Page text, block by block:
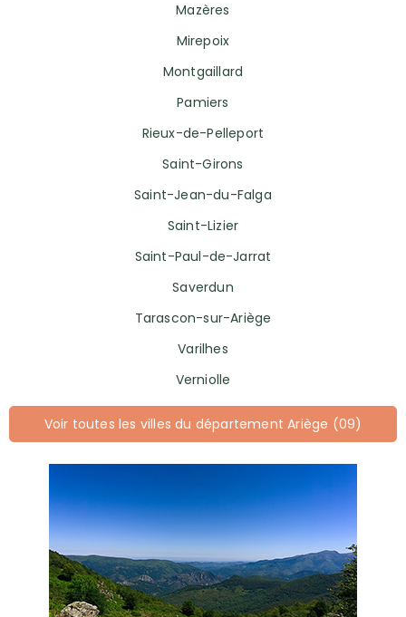
Mazères
Mirepoix
Montgaillard
Pamiers
Rieux-de-Pelleport
Saint-Girons
Saint-Jean-du-Falga
Saint-Lizier
Saint-Paul-de-Jarrat
Saverdun
Tarascon-sur-Ariège
Varilhes
Verniolle
Voir toutes les villes du département Ariège (09)